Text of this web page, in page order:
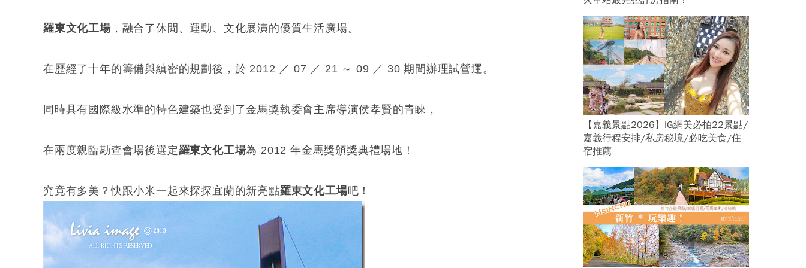
羅東文化工場，融合了休閒、運動、文化展演的優質生活廣場。
在歷經了十年的籌備與縝密的規劃後，於 2012 ／ 07 ／ 21 ～ 09 ／ 30 期間辦理試營運。
同時具有國際級水準的特色建築也受到了金馬獎執委會主席導演侯孝賢的青睞，
在兩度親臨勘查會場後選定羅東文化工場為 2012 年金馬獎頒獎典禮場地！
究竟有多美？快跟小米一起來探探宜蘭的新亮點羅東文化工場吧！
【嘉義景點2026】IG網美必拍22景點/
嘉義行程安排/私房秘境/必吃美食/住
宿推薦